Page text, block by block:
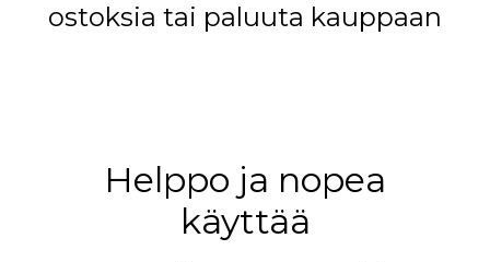
ostoksia tai paluuta kauppaan
Helppo ja nopea
käyttää